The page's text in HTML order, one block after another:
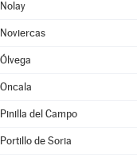
Nolay
Noviercas
Ólvega
Oncala
Pinilla del Campo
Portillo de Soria